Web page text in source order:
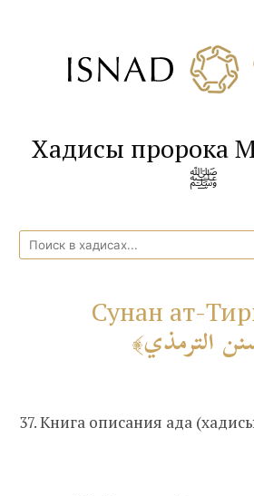
Хадисы пророка
ﷺ
Сунан ат-
الترمذي
37. Книга описания ада